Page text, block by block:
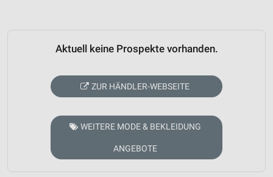
Aktuell keine Prospekte vorhanden.
ZUR HÄNDLER-WEBSEITE
WEITERE MODE & BEKLEIDUNG
ANGEBOTE